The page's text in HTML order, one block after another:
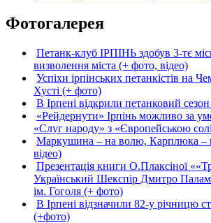
Фотогалерея
Петанк-клуб ІРПІНЬ здобув 3-тє
визволення міста (+ фото, відео)
Успіхи ірпінських петанкістів на
Хусті (+ фото)
В Ірпені відкрили петанковий
«Рейдернути» Ірпінь можливо за
«Слуг народу» з «Європейською
Маркушина – на волю, Карплюка –
відео)
Презентація книги О.Плаксіної
Український Шекспір Дмитро
ім. Гоголя (+ фото)
В Ірпені відзначили 82-у річницю
(+фото)